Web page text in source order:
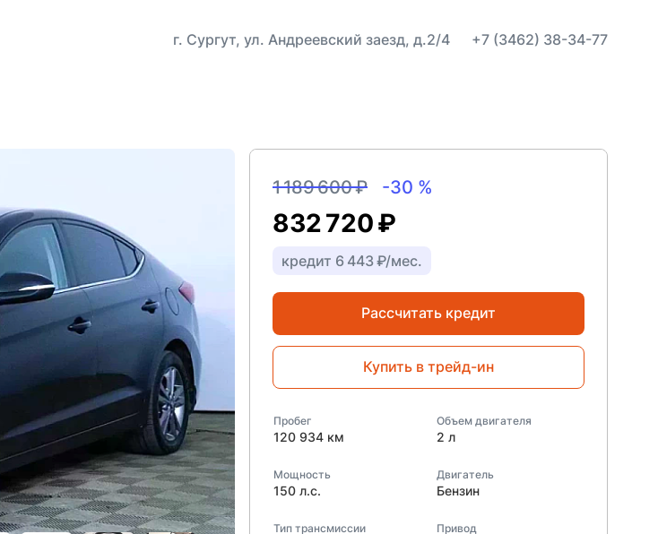
г. Сургут, ул. Андреевский заезд, д.2/4 +7 (3462) 38-34-77
1 189 600 ₽ -30 %
832 720 ₽
кредит 6 443 ₽/мес.
Рассчитать кредит
Купить в трейд-ин
Пробег
120 934 км
Объем двигателя
2 л
Мощность
150 л.с.
Двигатель
Бензин
Тип трансмиссии Привод